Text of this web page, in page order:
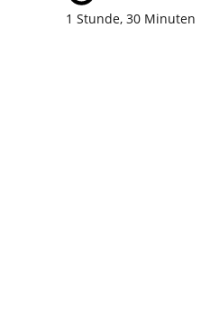
1 Stunde, 30 Minuten